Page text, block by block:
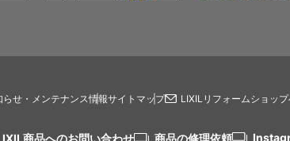
らせ・メンテナンス情報サイトマップ LIXILリフォームショッ